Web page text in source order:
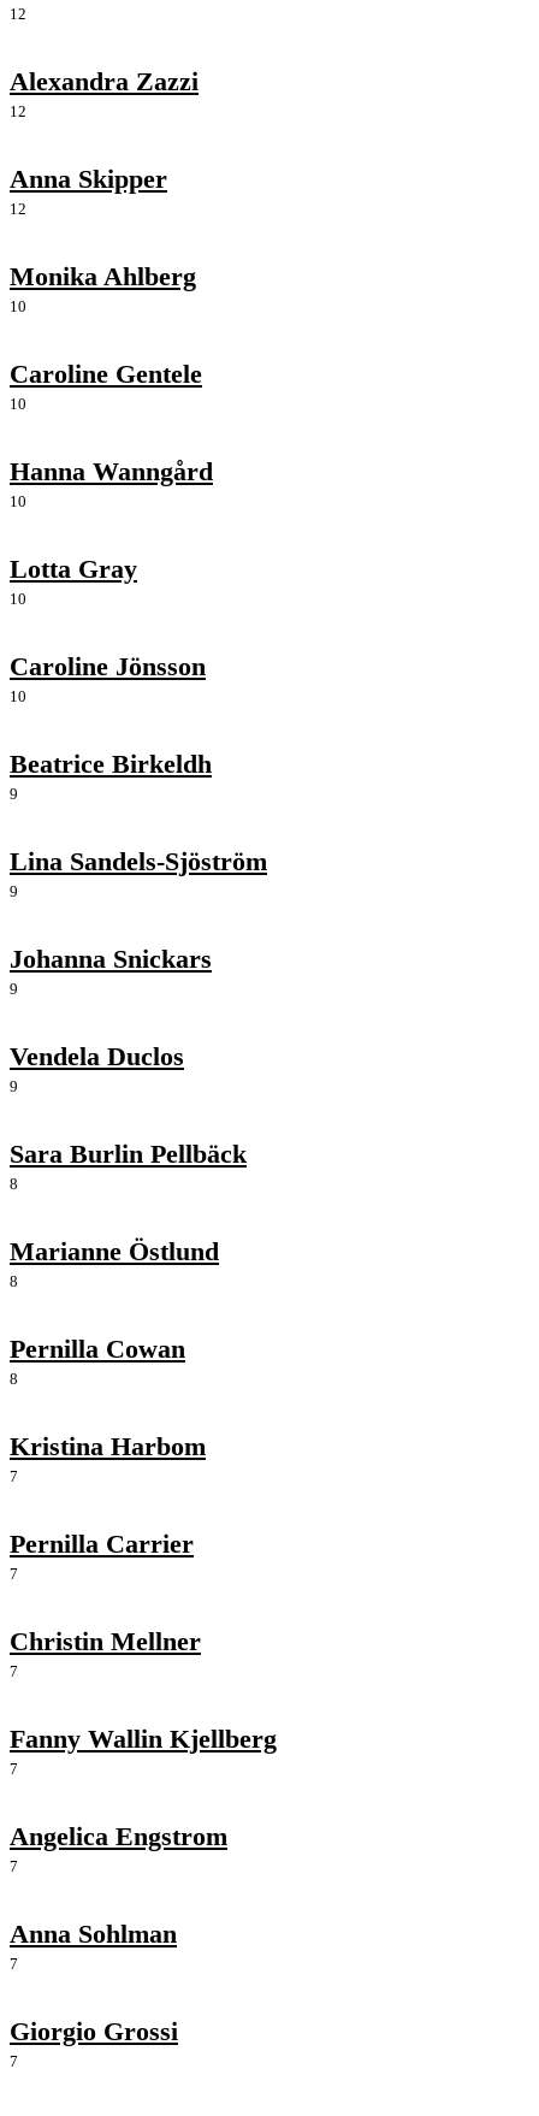
12
Alexandra Zazzi
12
Anna Skipper
12
Monika Ahlberg
10
Caroline Gentele
10
Hanna Wanngård
10
Lotta Gray
10
Caroline Jönsson
10
Beatrice Birkeldh
9
Lina Sandels-Sjöström
9
Johanna Snickars
9
Vendela Duclos
9
Sara Burlin Pellbäck
8
Marianne Östlund
8
Pernilla Cowan
8
Kristina Harbom
7
Pernilla Carrier
7
Christin Mellner
7
Fanny Wallin Kjellberg
7
Angelica Engstrom
7
Anna Sohlman
7
Giorgio Grossi
7